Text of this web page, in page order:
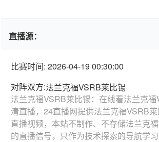
直播源：
比赛时间: 2026-04-19 00:30:00
对阵双方:法兰克福VSRB莱比锡
法兰克福VSRB莱比锡：在线看法兰克
清直播，24直播网提供法兰克福VSRB
直播视频，本站不制作、不存储法兰克
的直播信号，只作为技术探索的导航学习